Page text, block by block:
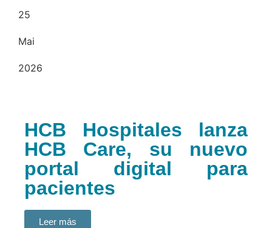
25
Mai
2026
HCB Hospitales lanza
HCB Care, su nuevo
portal digital para
pacientes
Leer más